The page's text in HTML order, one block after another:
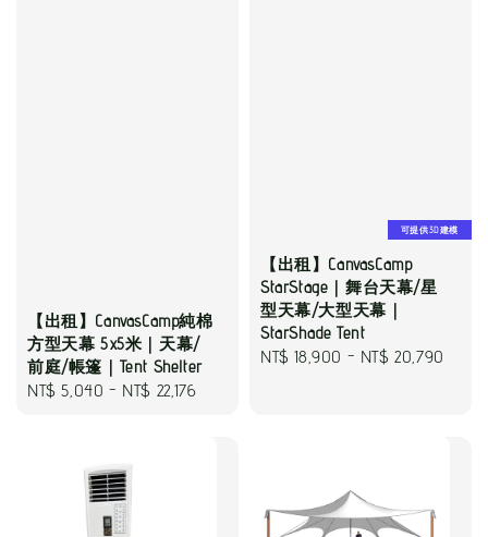
【出租】CanvasCamp純棉
方型天幕 5x5米｜天幕/
前庭/帳篷｜Tent Shelter
Regular
NT$ 5,040 - NT$ 22,176
可提供3D建模
【出租】CanvasCamp
StarStage｜舞台天幕/星
型天幕/大型天幕｜
StarShade Tent
Regular
NT$ 18,900 - NT$ 20,790